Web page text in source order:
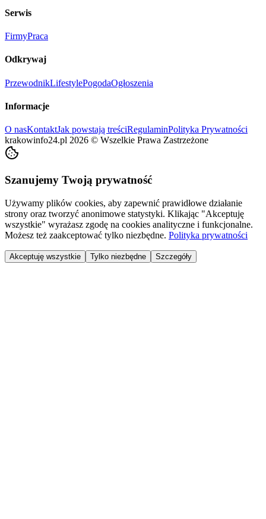
Serwis
FirmyPraca
Odkrywaj
PrzewodnikLifestylePogodaOgłoszenia
Informacje
O nasKontaktJak powstają treściRegulaminPolityka Prywatności
krakowinfo24.pl 2026 © Wszelkie Prawa Zastrzeżone
Szanujemy Twoją prywatność
Używamy plików cookies, aby zapewnić prawidłowe działanie
strony oraz tworzyć anonimowe statystyki. Klikając "Akceptuję
wszystkie" wyrażasz zgodę na cookies analityczne i funkcjonalne.
Możesz też zaakceptować tylko niezbędne. Polityka prywatności
Akceptuję wszystkie Tylko niezbędne Szczegóły